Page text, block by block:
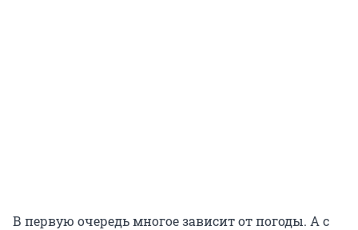
В первую очередь многое зависит от погоды. А с